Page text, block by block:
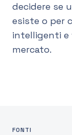
decidere se
esiste o per
intelligenti e
mercato.
FONTI